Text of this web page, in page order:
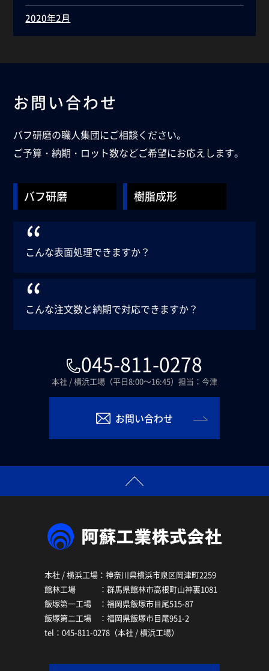
2020年2月
お問い合わせ
バフ研磨の職人集団にご相談ください。
ご予算・納期・ロット数などご希望にお応えします。
バフ研磨 樹脂成形
“
こんな表面処理できますか？
“
こんな注文数と納期で対応できますか？
045-811-0278
本社 / 横浜工場（平日8:00～16:45）担当：今津
お問い合わせ
本社 / 横浜工場：神奈川県横浜市泉区岡津町2259
館林工場 ：群馬県館林市高根町山神裏1081
飯塚第一工場 ：福岡県飯塚市目尾515-87
飯塚第二工場 ：福岡県飯塚市目尾951-2
tel：045-811-0278（本社 / 横浜工場）